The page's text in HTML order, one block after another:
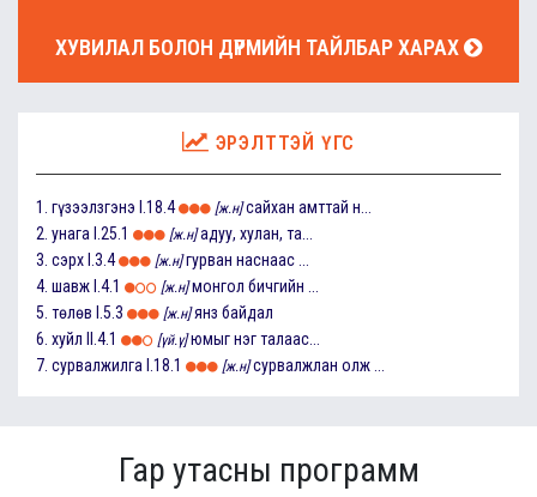
ХУВИЛАЛ БОЛОН ДҮРМИЙН ТАЙЛБАР ХАРАХ
ЭРЭЛТТЭЙ ҮГС
1. гүзээлзгэнэ I.18.4 [ж.н] сайхан амттай н...
2. унага I.25.1 [ж.н] адуу, хулан, та...
3. сэрх I.3.4 [ж.н] гурван наснаас ...
4. шавж I.4.1 [ж.н] монгол бичгийн ...
5. төлөв I.5.3 [ж.н] янз байдал
6. хуйл II.4.1 [үй.ү] юмыг нэг талаас...
7. сурвалжилга I.18.1 [ж.н] сурвалжлан олж ...
Гар утасны программ